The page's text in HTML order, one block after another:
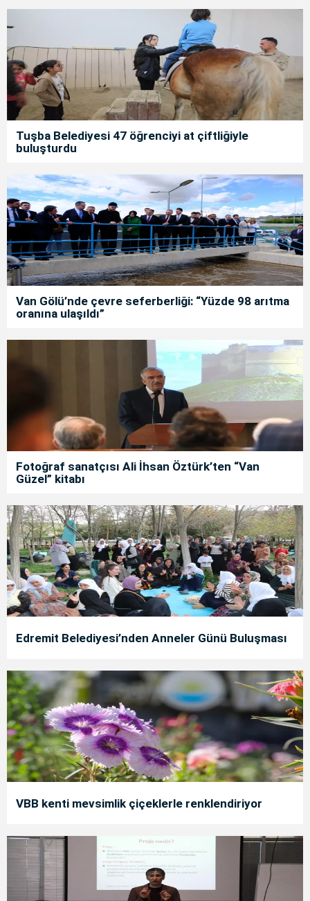
Tuşba Belediyesi 47 öğrenciyi at çiftliğiyle
buluşturdu
Van Gölü’nde çevre seferberliği: “Yüzde 98 arıtma
oranına ulaşıldı”
Fotoğraf sanatçısı Ali İhsan Öztürk’ten “Van
Güzel” kitabı
Edremit Belediyesi’nden Anneler Günü Buluşması
VBB kenti mevsimlik çiçeklerle renklendiriyor